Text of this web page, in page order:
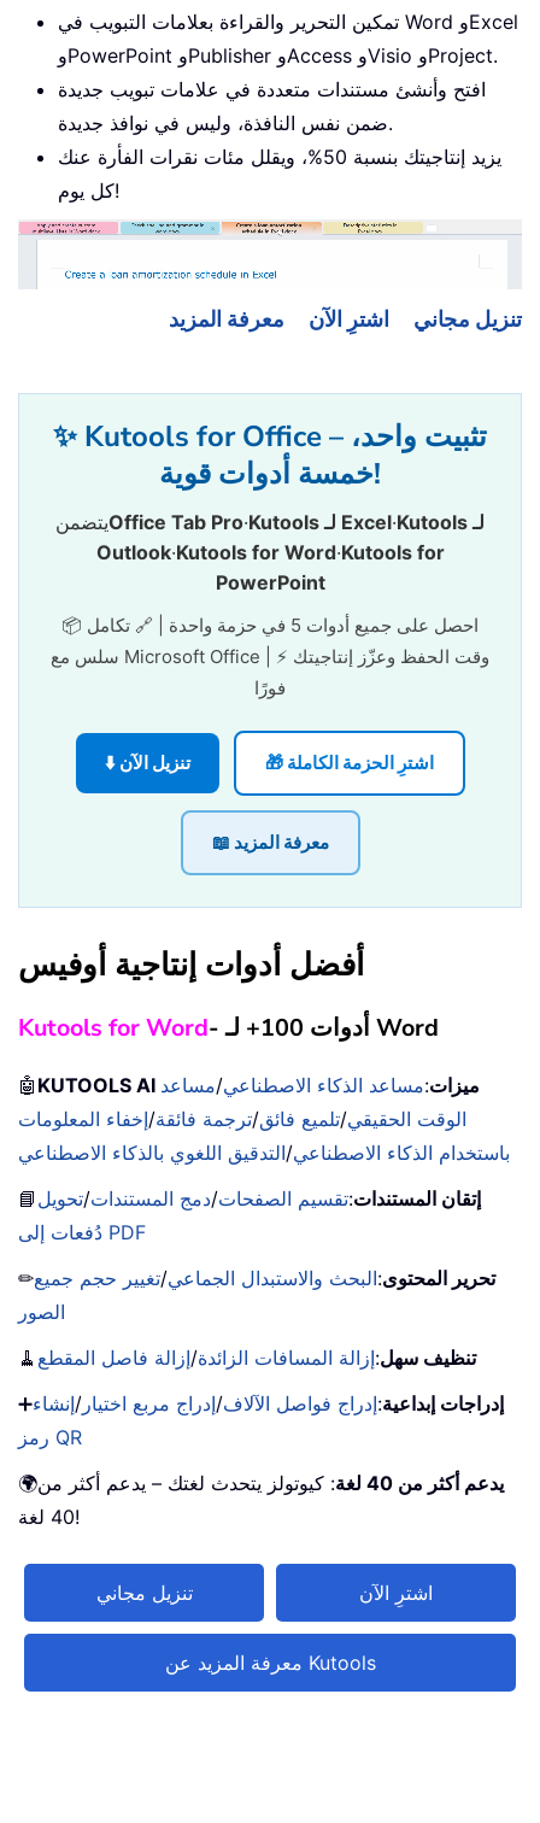
تمكين التحرير والقراءة بعلامات التبويب في Word وExcel
وPowerPoint وPublisher وAccess وVisio وProject.
افتح وأنشئ مستندات متعددة في علامات تبويب جديدة
ضمن نفس النافذة، وليس في نوافذ جديدة.
يزيد إنتاجيتك بنسبة 50%، ويقلل مئات نقرات الفأرة عنك
كل يوم!
تنزيل مجاني اشترِ الآن معرفة المزيد
✨ Kutools for Office – تثبيت واحد،
خمسة أدوات قوية!
يتضمنOffice Tab Pro· Kutools لـ Excel·Kutools لـ
Outlook·Kutools for Word·Kutools for
PowerPoint
📦 احصل على جميع أدوات 5 في حزمة واحدة | 🔗 تكامل
سلس مع Microsoft Office | ⚡ وقت الحفظ وعزّز إنتاجيتك
فورًا
⬇️ تنزيل الآن 🎁 اشترِ الحزمة الكاملة
📖 معرفة المزيد
أفضل أدوات إنتاجية أوفيس
Kutools for Word - أدوات 100+ لـ Word
🤖 KUTOOLS AI ميزات:مساعد الذكاء الاصطناعي/مساعد
الوقت الحقيقي/تلميع فائق/ترجمة فائقة/إخفاء المعلومات
باستخدام الذكاء الاصطناعي/التدقيق اللغوي بالذكاء الاصطناعي
📘
إتقان المستندات:تقسيم الصفحات/دمج المستندات/تحويل
دُفعات إلى PDF
✏
تحرير المحتوى:البحث والاستبدال الجماعي/تغيير حجم جميع
الصور
🧹
تنظيف سهل:إزالة المسافات الزائدة/إزالة فاصل المقطع
➕
إدراجات إبداعية:إدراج فواصل الآلاف/إدراج مربع اختيار /إنشاء
رمز QR
🌍
يدعم أكثر من 40 لغة
: كيوتولز يتحدث لغتك – يدعم أكثر من
40 لغة!
تنزيل مجاني اشترِ الآن
معرفة المزيد عن Kutools